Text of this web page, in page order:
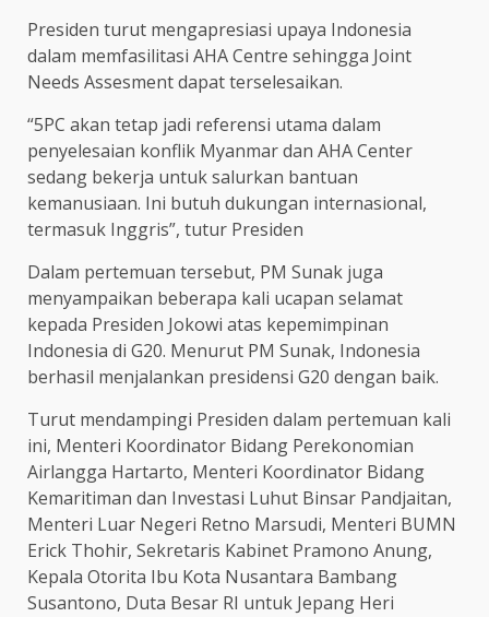
Presiden turut mengapresiasi upaya Indonesia
dalam memfasilitasi AHA Centre sehingga Joint
Needs Assesment dapat terselesaikan.
“5PC akan tetap jadi referensi utama dalam
penyelesaian konflik Myanmar dan AHA Center
sedang bekerja untuk salurkan bantuan
kemanusiaan. Ini butuh dukungan internasional,
termasuk Inggris”, tutur Presiden
Dalam pertemuan tersebut, PM Sunak juga
menyampaikan beberapa kali ucapan selamat
kepada Presiden Jokowi atas kepemimpinan
Indonesia di G20. Menurut PM Sunak, Indonesia
berhasil menjalankan presidensi G20 dengan baik.
Turut mendampingi Presiden dalam pertemuan kali
ini, Menteri Koordinator Bidang Perekonomian
Airlangga Hartarto, Menteri Koordinator Bidang
Kemaritiman dan Investasi Luhut Binsar Pandjaitan,
Menteri Luar Negeri Retno Marsudi, Menteri BUMN
Erick Thohir, Sekretaris Kabinet Pramono Anung,
Kepala Otorita Ibu Kota Nusantara Bambang
Susantono, Duta Besar RI untuk Jepang Heri